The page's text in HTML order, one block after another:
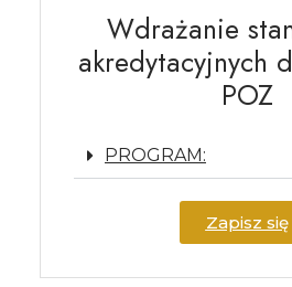
Wdrażanie
akredytacyjnych
POZ
PROGRAM:
Zapisz się